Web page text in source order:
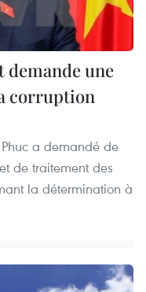
demande une
corruption
a demandé de
de traitement des
la détermination à